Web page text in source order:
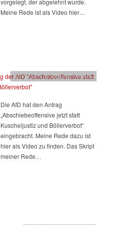
vorgelegt, der abgelehnt wurde.
Meine Rede ist als Video hier…
AfD,Flucht & Migration,Reden
Die AfD hat den Antrag
„Abschiebeoffensive jetzt statt
Kuscheljustiz und Böllerverbot“
eingebracht. Meine Rede dazu ist
hier als Video zu finden. Das Skript
meiner Rede…